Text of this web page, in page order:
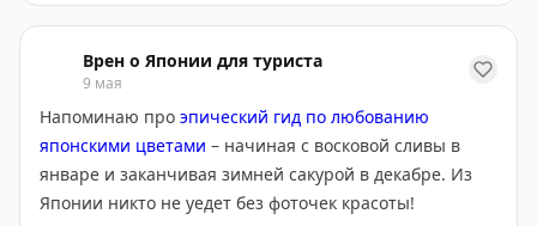
событие — отель The Standard наконец
членам программы доступ к дополнительным
при проживании. Это хорошие новости для
путешественников, которые следят за развитием
сетей отелей и ищут новые варианты размещения в
популярных направлениях.
Врен о Японии для туриста
9 мая
Напоминаю про эпический гид по любованию
японскими цветами – начиная с восковой сливы в
январе и заканчивая зимней сакурой в декабре. Из
Японии никто не уедет без фоточек красоты!